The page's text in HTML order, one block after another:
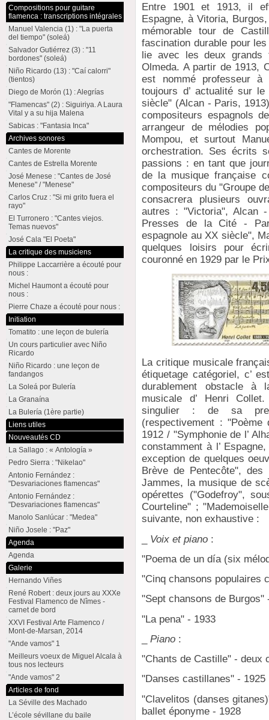
Entre 1901 et 1913, il
Espagne, à Vitoria,
mémorable tour de
fascination durable pour
lie avec les deux grands
Olmeda. A partir de 1913,
est nommé professeur à
toujours d’ actualité sur
siècle" (Alcan - Paris,
compositeurs espagnols
arrangeur de mélodies
Mompou, et surtout
orchestration. Ses écrits
passions : en tant que
de la musique française
compositeurs du "Groupe
consacrera plusieurs
autres : "Victoria", Alcan
Presses de la Cité -
espagnole au XX siècle",
quelques loisirs pour
couronné en 1929 par le
La critique musicale
étiquetage catégoriel, c’
durablement obstacle à
musicale d’ Henri
singulier : de sa
(respectivement :
1912 / "Symphonie de l’
constamment à l’
exception de quelques
Brève de Pentecôte",
Jammes, la musique de
opérettes ("Godefroy",
Courteline" ;
suivante, non exhaustive :
Voix et piano :
"Poema de un día (six
"Cinq chansons populaires
"Sept chansons de Burgos"
"La pena" - 1933
_Piano :
"Chants de Castille" - deux
"Danses castillanes" - 1925
"Clavelitos (danses
ballet éponyme - 1928
Compositions pour guitare
flamenca : transcriptions intégrales
Manuel Valencia (1) : "La puerta
del tiempo" (soleá)
Salvador Gutiérrez (3) : "11
bordones" (soleá)
Niño Ricardo (13) : "Caí calorri"
(tientos)
Diego de Morón (1) : Alegrías
"Flamencas" (2) : Siguiriya. A Laura
Vital y a su hija Malena
Sabicas : "Fantasia Inca"
Archives sonores
Cantes de Morente
Cantes de Estrella Morente
José Menese : "Cantes de José
Menese" / "Menese"
Carlos Cruz : "Si mi grito fuera el
rayo"
El Turronero : "Cantes viejos.
Temas nuevos"
José Cala "El Poeta"
La critique des musiciens
Philippe Laccarrière a écouté pour
nous :
Michel Haumont a écouté pour
nous :
Pierre Chaze a écouté pour nous :
Initiation
Tomatito : une leçon de bulería
Un cours particulier avec Niño
Ricardo
Niño Ricardo : une leçon de
fandangos
La Soleá por Bulería
La Granaína
La Bulería (1ère partie)
Liens utiles
Nouveautés CD
La Sallago : « Antología »
Pedro Sierra : "Nikelao"
Antonio Fernández :
"Desvariaciones flamencas"
Antonio Fernández :
"Desvariaciones flamencas"
Manolo Sanlúcar : "Medea"
Niño Josele : "Paz"
Agenda
Agenda
Galerie
Hernando Viñes
René Robert : deux jours au XXXe
Festival Flamenco de Nîmes -
carnet de bord
XXVI Festival Arte Flamenco /
Mont-de-Marsan, 2014
"Ande vamos" 1
Meilleurs voeux de Miguel Alcala à
tous nos lecteurs
"Ande vamos" 2
Articles de fond
La Séville des Machado
L’école sévillane du baile